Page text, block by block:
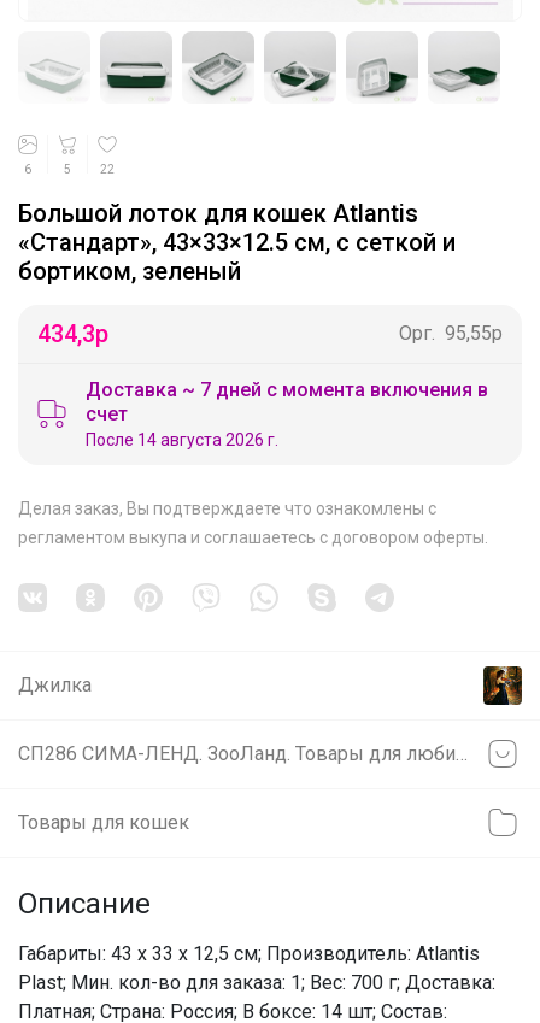
6 5 22
Большой лоток для кошек Atlantis
«Стандарт», 43×33×12.5 см, с сеткой и
бортиком, зеленый
434,3р Орг. 95,55р
Доставка ~ 7 дней с момента включения в
счет
После 14 августа 2026 г.
Делая заказ, Вы подтверждаете что ознакомлены с
регламентом выкупа и соглашаетесь с договором оферты
Джилка
Товары для кошек
Описание
Габариты: 43 x 33 x 12,5 см; Производитель: Atlantis
Plast; Мин. кол-во для заказа: 1; Вес: 700 г; Доставка:
Платная; Страна: Россия; В боксе: 14 шт; Состав: